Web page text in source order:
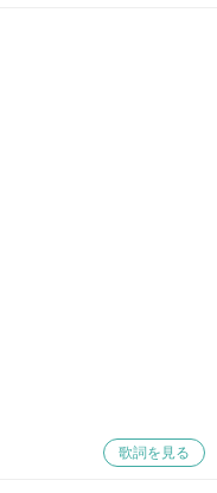
歌詞を見る